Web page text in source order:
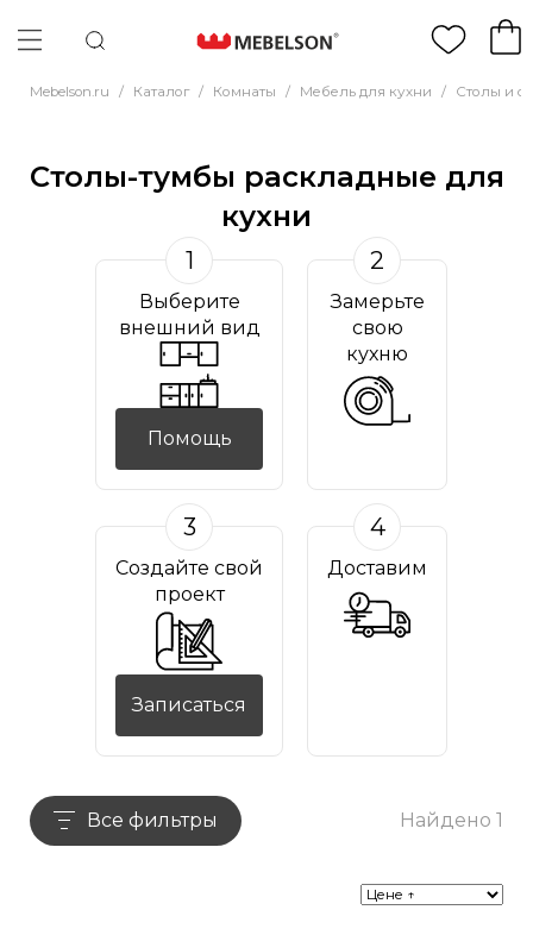
Mebelson.ru / Каталог / Комнаты / Мебель для кухни / Столы и
Столы-тумбы раскладные для
кухни
1
Выберите
внешний вид
Помощь
2
Замерьте
свою
кухню
3
Создайте свой
проект
Записаться
4
Доставим
Все фильтры Найдено 1